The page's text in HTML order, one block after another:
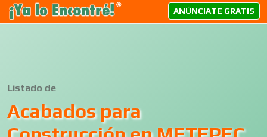
ANÚNCIATE GRATIS
Listado de
Acabados para